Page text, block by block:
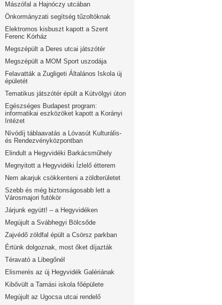
Mászófal a Hajnóczy utcában
Önkormányzati segítség tűzoltóknak
Elektromos kisbuszt kapott a Szent
Ferenc Kórház
Megszépült a Deres utcai játszótér
Megszépült a MOM Sport uszodája
Felavatták a Zugligeti Általános Iskola új
épületét
Tematikus játszótér épült a Kútvölgyi úton
Egészséges Budapest program:
informatikai eszközöket kapott a Korányi
Intézet
Nívódíj táblaavatás a Lóvasút Kulturális-
és Rendezvényközpontban
Elindult a Hegyvidéki Barkácsműhely
Megnyitott a Hegyvidéki Ízlelő étterem
Nem akarjuk csökkenteni a zöldterületet
Szebb és még biztonságosabb lett a
Városmajori futókör
Járjunk együtt! – a Hegyvidéken
Megújult a Svábhegyi Bölcsőde
Zajvédő zöldfal épült a Csörsz parkban
Értünk dolgoznak, most őket díjazták
Téravató a Libegőnél
Elismerés az új Hegyvidék Galériának
Kibővült a Tamási iskola főépülete
Megújult az Ugocsa utcai rendelő